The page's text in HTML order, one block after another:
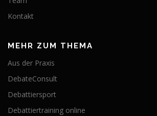
Kontakt
MEHR ZUM THEMA
Aus der Praxis
DebateConsult
Debattiersport
Debattiertraining online